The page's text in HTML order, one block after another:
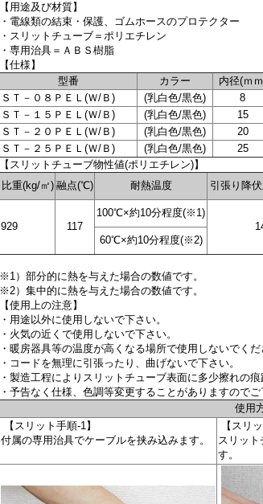
【用途及び材質】
・電線類の結束・保護、ゴムホースのプロテクター
・スリットチューブ＝ポリエチレン
・専用治具＝ＡＢＳ樹脂
【仕様】
型番
カラー 内径(ｍ
ＳＴ－０８ＰＥＬ(Ｗ/Ｂ)
(乳白色/黒色) 8
ＳＴ－１５ＰＥＬ(Ｗ/Ｂ)
(乳白色/黒色) 15
ＳＴ－２０ＰＥＬ(Ｗ/Ｂ)
(乳白色/黒色) 20
ＳＴ－２５ＰＥＬ(Ｗ/Ｂ)
(乳白色/黒色) 25
【スリットチューブ物性値(ポリエチレン)】
比重(kg/㎡) 融点(℃) 耐熱温度 引張り降
929 117
100℃×約10分程度(※1)
60℃×約10分程度(※2)
※1）部分的に熱を与えた場合の数値です。
※2）集中的に熱を与えた場合の数値です。
【使用上の注意】
・用途以外に使用しないで下さい。
・火気の近くで使用しないで下さい。
・暖房器具等の温度が高くなる場所で使用しないでくだ
・コードを無理に引張ったり、曲げないで下さい。
・製造工程によりスリットチューブ表面に多少擦れの
・予告なく仕様、色調等変更することがありますのでご
使用
【スリット手順-1】
付属の専用治具でケーブルを挟み込みます。
【スリ
スリット
す。